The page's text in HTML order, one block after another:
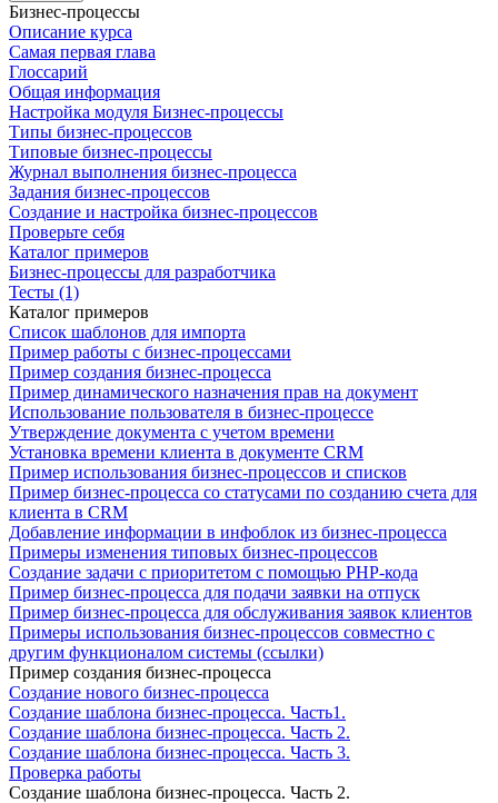
Бизнес-процессы
Описание курса
Самая первая глава
Глоссарий
Общая информация
Настройка модуля Бизнес-процессы
Типы бизнес-процессов
Типовые бизнес-процессы
Журнал выполнения бизнес-процесса
Задания бизнес-процессов
Создание и настройка бизнес-процессов
Проверьте себя
Каталог примеров
Бизнес-процессы для разработчика
Тесты (1)
Каталог примеров
Список шаблонов для импорта
Пример работы с бизнес-процессами
Пример создания бизнес-процесса
Пример динамического назначения прав на документ
Использование пользователя в бизнес-процессе
Утверждение документа с учетом времени
Установка времени клиента в документе CRM
Пример использования бизнес-процессов и списков
Пример бизнес-процесса со статусами по созданию счета для
клиента в CRM
Добавление информации в инфоблок из бизнес-процесса
Примеры изменения типовых бизнес-процессов
Создание задачи с приоритетом с помощью PHP-кода
Пример бизнес-процесса для подачи заявки на отпуск
Пример бизнес-процесса для обслуживания заявок клиентов
Примеры использования бизнес-процессов совместно с
другим функционалом системы (ссылки)
Пример создания бизнес-процесса
Создание нового бизнес-процесса
Создание шаблона бизнес-процесса. Часть1.
Создание шаблона бизнес-процесса. Часть 2.
Создание шаблона бизнес-процесса. Часть 3.
Проверка работы
Создание шаблона бизнес-процесса. Часть 2.